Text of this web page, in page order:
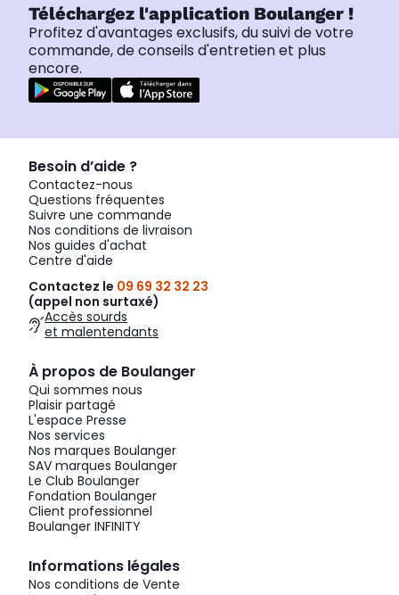
Téléchargez l'application Boulanger !
Profitez d'avantages exclusifs, du suivi de votre
commande, de conseils d'entretien et plus
encore.
Besoin d’aide ?
Contactez-nous
Questions fréquentes
Suivre une commande
Nos conditions de livraison
Nos guides d'achat
Centre d'aide
Contactez le 09 69 32 32 23
(appel non surtaxé)
Accès sourds
et malentendants
À propos de Boulanger
Qui sommes nous
Plaisir partagé
L'espace Presse
Nos services
Nos marques Boulanger
SAV marques Boulanger
Le Club Boulanger
Fondation Boulanger
Client professionnel
Boulanger INFINITY
Informations légales
Nos conditions de Vente